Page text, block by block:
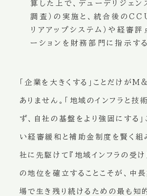
算した上で、デューデリジェン
調査）の実施と、統合後の
リアアップシステム）や経審評
ーションを財務部門に指示する
「企業を大きくする」ことだけが
ありません。「地域のインフラと技
ず、自社の基盤をより強固にする」
い経審緩和と補助金制度を賢く組
社に先駆けて『地域インフラの受け
の地位を確立することこそが、中
場で生き残り続けるための最も知